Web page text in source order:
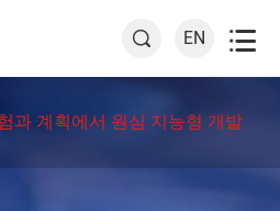
 EN 
과 계획에서 원심 지능형 개발